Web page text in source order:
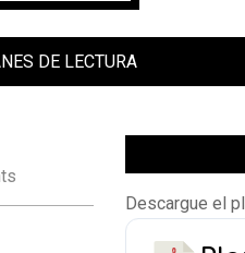
DE LECTURA
Descargue el